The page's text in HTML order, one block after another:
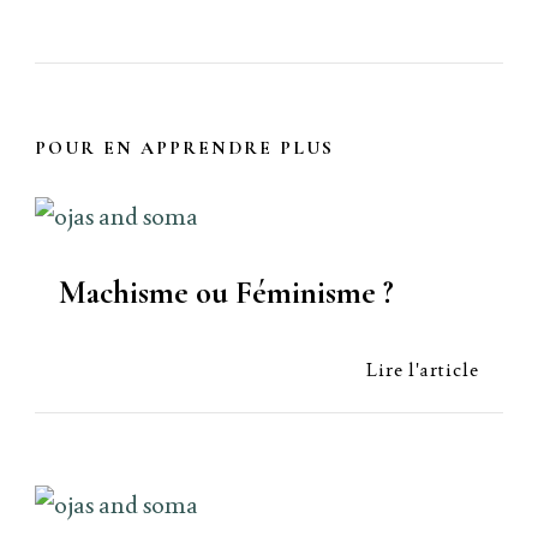
POUR EN APPRENDRE PLUS
Machisme ou Féminisme ?
Lire l'article